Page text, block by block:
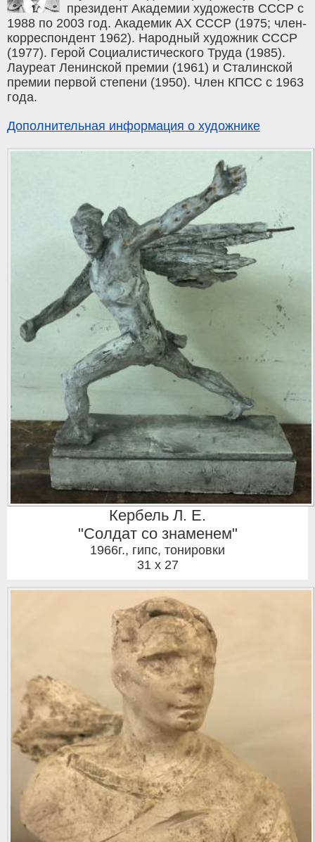
президент Академии художеств СССР с
1988 по 2003 год. Академик АХ СССР (1975; член-
корреспондент 1962). Народный художник СССР
(1977). Герой Социалистического Труда (1985).
Лауреат Ленинской премии (1961) и Сталинской
премии первой степени (1950). Член КПСС с 1963
года.
Дополнительная информация о художнике
Кербель Л. Е.
"Солдат со знаменем"
1966г., гипс, тонировки
31 x 27